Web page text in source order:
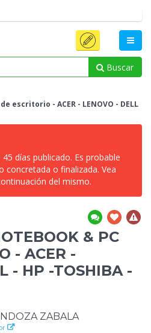
Buscar
de escritorio - ACER - LENOVO - DELL
días publicado. Es probable
concretada o finalizada. Vea
del mismo.
& PC
- ACER -
- HP -TOSHIBA -
ZABALA